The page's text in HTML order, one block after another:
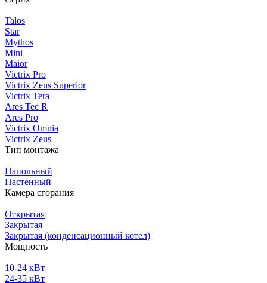
Talos
Star
Mythos
Mini
Maior
Victrix Pro
Victrix Zeus Superior
Victrix Tera
Ares Tec R
Ares Pro
Victrix Omnia
Victrix Zeus
Тип монтажа
Напольный
Настенный
Камера сгорания
Открытая
Закрытая
Закрытая (конденсационный котел)
Мощность
10-24 кВт
24-35 кВт